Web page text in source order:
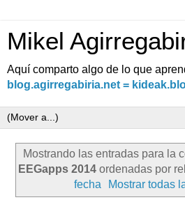
Mikel
Aquí comparto algo de lo que
blog.agirregabiria.net =
Mostrando las entradas para la
EEGapps 2014ordenadas por
fecha
Mostrar todas